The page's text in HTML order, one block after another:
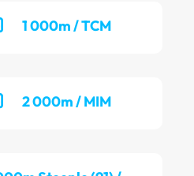
1 000m / TCM
2 000m / MIM